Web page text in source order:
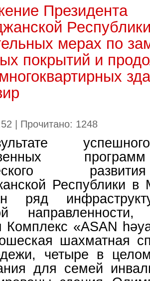
Президента
мерах по
покрытий и
| Прочитано: 1248
Республики в
ряд
Комплекс «ASAN
шахматная
четыре в целом
для семей